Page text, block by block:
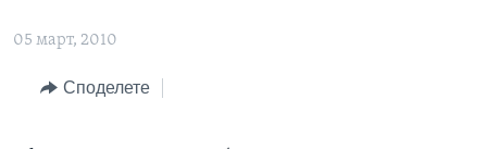
ПреминиМАКЕДОНИЈА
СВЕТ
ДОКУМЕНТАРЦИ
АРХИВИРАНА ПРОГРАМА
05 март, 2010
Споделете